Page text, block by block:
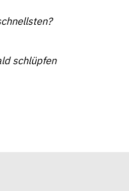
schlüpfen